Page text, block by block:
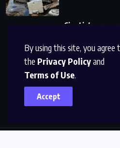
By using this site, you agree
the Privacy Policyand
Terms of Use.
Accept
Cientistas
para melhorar
furacões